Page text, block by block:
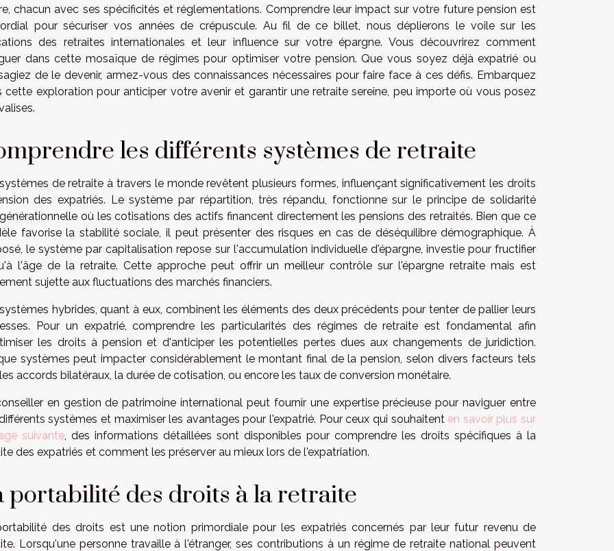
chacun avec ses spécificités et réglementations. Comprendre leur impact sur votre future pension est
pour sécuriser vos années de crépuscule. Au fil de ce billet, nous déplierons le voile sur les
des retraites internationales et leur influence sur votre épargne. Vous découvrirez comment
dans cette mosaïque de régimes pour optimiser votre pension. Que vous soyez déjà expatrié ou
de le devenir, armez-vous des connaissances nécessaires pour faire face à ces défis. Embarquez
cette exploration pour anticiper votre avenir et garantir une retraite sereine, peu importe où vous posez
les différents systèmes de retraite
de retraite à travers le monde revêtent plusieurs formes, influençant significativement les droits
des expatriés. Le système par répartition, très répandu, fonctionne sur le principe de solidarité
où les cotisations des actifs financent directement les pensions des retraités. Bien que ce
favorise la stabilité sociale, il peut présenter des risques en cas de déséquilibre démographique. À
le système par capitalisation repose sur l'accumulation individuelle d'épargne, investie pour fructifier
l'âge de la retraite. Cette approche peut offrir un meilleur contrôle sur l'épargne retraite mais est
sujette aux fluctuations des marchés financiers.
hybrides, quant à eux, combinent les éléments des deux précédents pour tenter de pallier leurs
Pour un expatrié, comprendre les particularités des régimes de retraite est fondamental afin
les droits à pension et d'anticiper les potentielles pertes dues aux changements de juridiction.
systèmes peut impacter considérablement le montant final de la pension, selon divers facteurs tels
accords bilatéraux, la durée de cotisation, ou encore les taux de conversion monétaire.
en gestion de patrimoine international peut fournir une expertise précieuse pour naviguer entre
systèmes et maximiser les avantages pour l'expatrié. Pour ceux qui souhaitent en savoir plus sur
suivante , des informations détaillées sont disponibles pour comprendre les droits spécifiques à la
des expatriés et comment les préserver au mieux lors de l'expatriation.
portabilité des droits à la retraite
des droits est une notion primordiale pour les expatriés concernés par leur futur revenu de
Lorsqu'une personne travaille à l'étranger, ses contributions à un régime de retraite national peuvent